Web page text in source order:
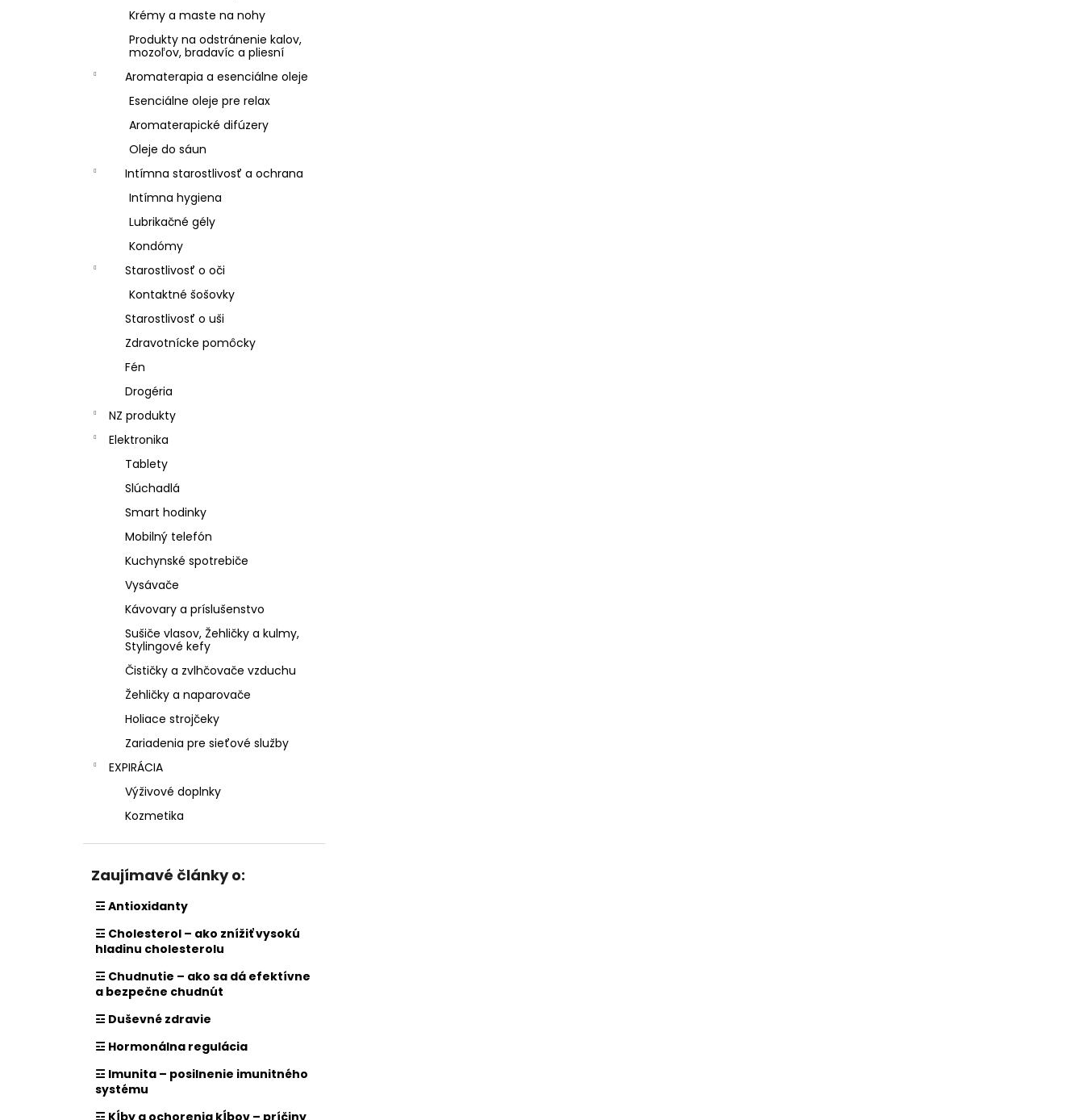
Krémy a maste na nohy
Produkty na odstránenie kalov,
mozoľov, bradavíc a pliesní
Aromaterapia a esenciálne oleje
Esenciálne oleje pre relax
Aromaterapické difúzery
Oleje do sáun
Intímna starostlivosť a ochrana
Intímna hygiena
Lubrikačné gély
Kondómy
Starostlivosť o oči
Kontaktné šošovky
Starostlivosť o uši
Zdravotnícke pomôcky
Fén
Drogéria
NZ produkty
Elektronika
Tablety
Slúchadlá
Smart hodinky
Mobilný telefón
Kuchynské spotrebiče
Vysávače
Kávovary a príslušenstvo
Sušiče vlasov, Žehličky a kulmy,
Stylingové kefy
Čističky a zvlhčovače vzduchu
Žehličky a naparovače
Holiace strojčeky
Zariadenia pre sieťové služby
EXPIRÁCIA
Výživové doplnky
Kozmetika
Zaujímavé články o:
☲ Antioxidanty
☲ Cholesterol – ako znížiť vysokú
hladinu cholesterolu
☲ Chudnutie – ako sa dá efektívne
a bezpečne chudnút
☲ Duševné zdravie
☲ Hormonálna regulácia
☲ Imunita – posilnenie imunitného
systému
☲ Kĺby a ochorenia kĺbov – príčiny